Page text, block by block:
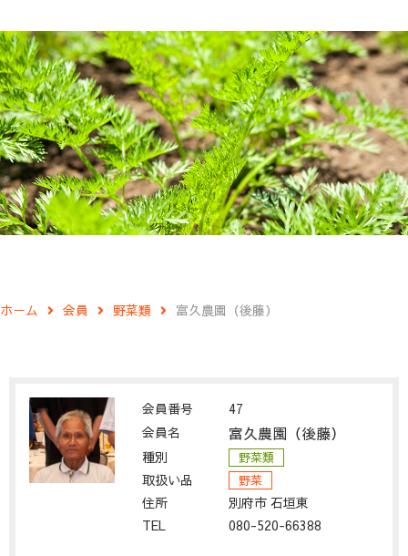
ホーム 会員 野菜類 富久農園（後藤）
会員番号
47
会員名
富久農園（後藤）
種別 野菜類
取扱い品 野菜
住所
別府市 石垣東
TEL
080-520-66388